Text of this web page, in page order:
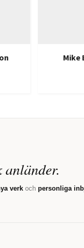
Mike
verk och personliga